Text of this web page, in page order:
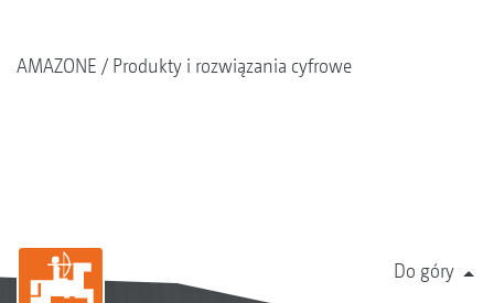
AMAZONE Produkty i rozwiązania cyfrowe
Do góry